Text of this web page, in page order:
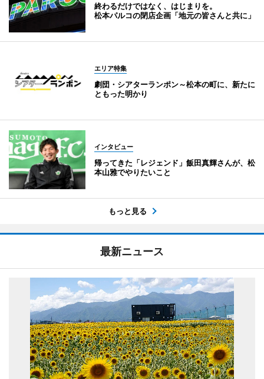
終わるだけではなく、はじまりを。
松本パルコの閉店企画「地元の皆さんと共に」
エリア特集
劇団・シアターランポン～松本の町に、新たに
ともった明かり
インタビュー
帰ってきた「レジェンド」飯田真輝さんが、松
本山雅でやりたいこと
もっと見る
最新ニュース